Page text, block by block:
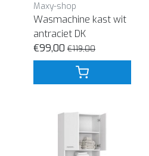
Maxy-shop
Wasmachine kast wit
antraciet DK
€99,00 €119,00